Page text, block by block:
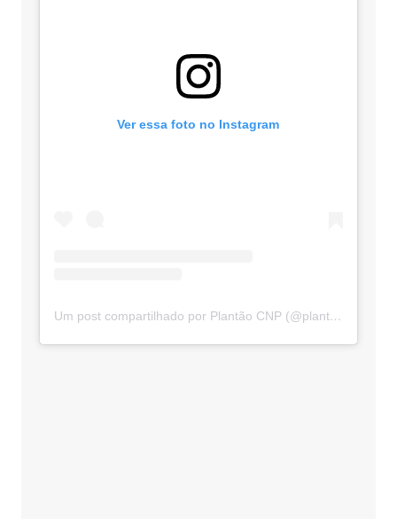
Ver essa foto no Instagram
Um post compartilhado por Plantão CNP (@plantaocnp)